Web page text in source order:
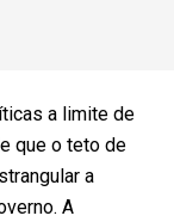
a limite de
que o teto de
a
A